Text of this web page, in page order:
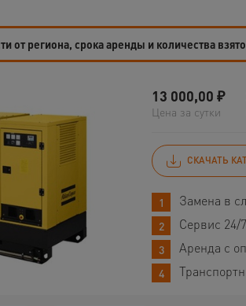
от региона, срока аренды и количества
13 000,00 ₽
Цена за сутки
СКАЧАТЬ
Замена в
Сервис 24/7
Аренда с